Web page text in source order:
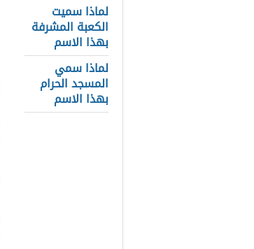
لماذا سميت
الكعبة المشرفة
بهذا الاسم
لماذا سمي
المسجد الحرام
بهذا الاسم